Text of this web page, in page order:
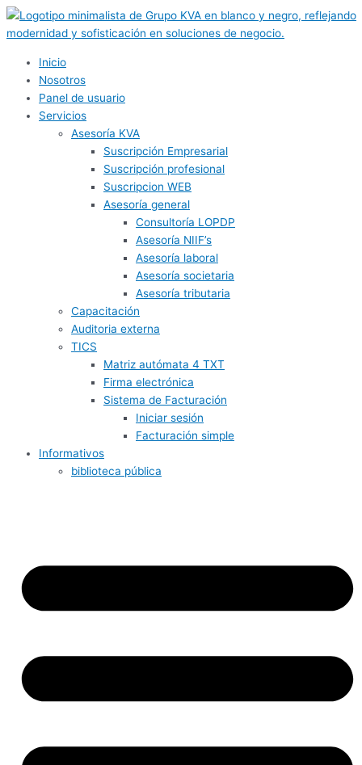
Ir
Inicio
Nosotros
Panel de usuario
Servicios
Asesoría KVA
Suscripción Empresarial
Suscripción profesional
Suscripcion WEB
Asesoría general
Consultoría LOPDP
Asesoría NIIF’s
Asesoría laboral
Asesoría societaria
Asesoría tributaria
Capacitación
Auditoria externa
TICS
Matriz autómata 4 TXT
Firma electrónica
Sistema de Facturación
Iniciar sesión
Facturación simple
Informativos
biblioteca pública